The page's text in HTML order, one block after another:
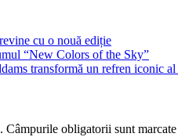
cu o nouă ediție
“New Colors of the Sky”
transformă un refren iconic
Câmpurile obligatorii sunt marcate